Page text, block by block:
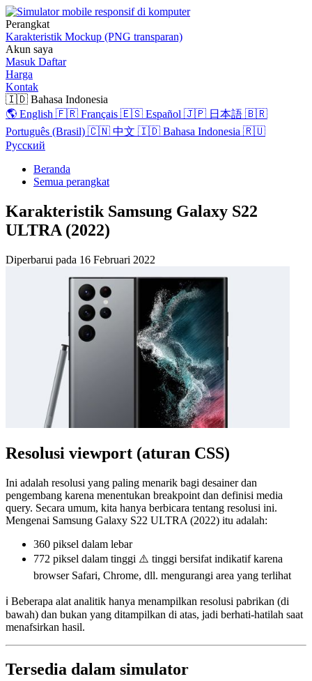
Perangkat
Karakteristik Mockup (PNG transparan)
Akun saya
Masuk Daftar
Harga
Kontak
🇮🇩 Bahasa Indonesia
🌎 English 🇫🇷 Français 🇪🇸 Español 🇯🇵 日本語 🇧🇷
Português (Brasil) 🇨🇳 中文 🇮🇩 Bahasa Indonesia 🇷🇺
Русский
Beranda
Semua perangkat
Karakteristik Samsung Galaxy S22
ULTRA (2022)
Diperbarui pada 16 Februari 2022
Resolusi viewport (aturan CSS)
Ini adalah resolusi yang paling menarik bagi desainer dan
pengembang karena menentukan breakpoint dan definisi media
query. Secara umum, kita hanya berbicara tentang resolusi ini.
Mengenai Samsung Galaxy S22 ULTRA (2022) itu adalah:
360 piksel dalam lebar
772 piksel dalam tinggi ⚠️ tinggi bersifat indikatif karena
browser Safari, Chrome, dll. mengurangi area yang terlihat
ℹ️ Beberapa alat analitik hanya menampilkan resolusi pabrikan (di
bawah) dan bukan yang ditampilkan di atas, jadi berhati-hatilah saat
menafsirkan hasil.
Tersedia dalam simulator